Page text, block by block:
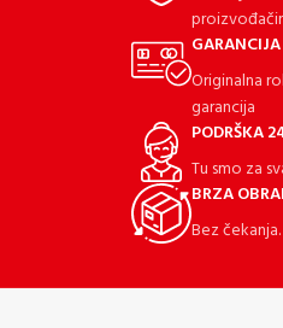
Originalna
garancija
PODRŠKA
Tu smo za
BRZA
Bez čekanja.